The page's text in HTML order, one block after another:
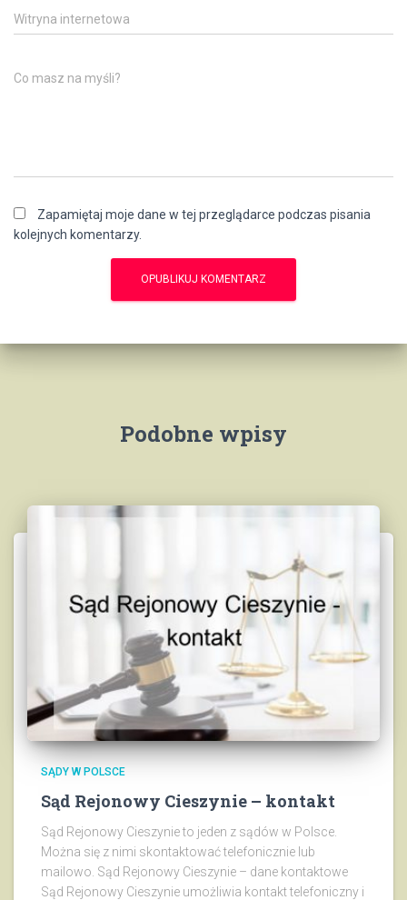
Witryna internetowa
Co masz na myśli?
Zapamiętaj moje dane w tej przeglądarce podczas pisania
kolejnych komentarzy.
Podobne wpisy
SĄDY W POLSCE
Sąd Rejonowy Cieszynie – kontakt
Sąd Rejonowy Cieszynie to jeden z sądów w Polsce.
Można się z nimi skontaktować telefonicznie lub
mailowo. Sąd Rejonowy Cieszynie – dane kontaktowe
Sąd Rejonowy Cieszynie umożliwia kontakt telefoniczny i